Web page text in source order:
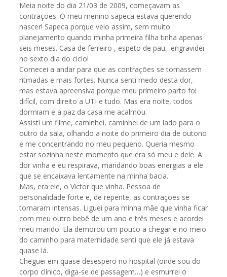
Meia noite do dia 21/03 de 2009, começavam as
contrações. O meu menino sapeca estava querendo
nascer! Sapeca porque veio assim, sem muito
planejamento quando minha primeira filha tinha apenas
seis meses. Casa de ferreiro , espeto de pau…engravidei
no sexto dia do ciclo!
Comecei a andar para que as contrações se tornassem
ritmadas e mais fortes. Nunca senti medo desta dor,
mas estava apreensiva porque meu primeiro parto foi
difícil, com direito a UTI e tudo. Mas era noite, todos
dormiam e a paz da casa me acalmou.
Assisti um filme, caminhei, caminhei de um lado para o
outro da sala, olhando a noite do primeiro dia de outono
e me concentrando no meu pequeno. Queria mesmo
estar sozinha neste momento que era só meu e dele. A
dor vinha e eu respirava, mandando boas energias a ele
que se encaixava lentamente na minha bacia.
Mas, era ele, o Victor que vinha. Pessoa de
personalidade forte e, de repente, as contraçoes se
tornaram intensas. Liguei para minha mãe que vinha ficar
com meu outro bebê de um ano e três meses e acordei
meu marido. Ela demorou um pouco a chegar e no meio
do caminho para maternidade senti que ele já estava
quase lá.
Cheguei em quase desespero no hospital (onde sou do
corpo clínico, diga-se de passagem…) e esmurrei o